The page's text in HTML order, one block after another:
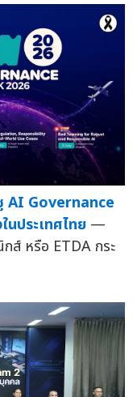
AI Governance
นประเทศไทย —
ส์ หรือ ETDA กระ